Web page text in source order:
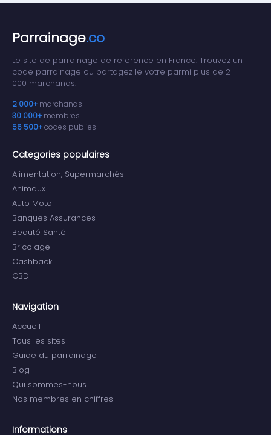
Parrainage.co
Le site de parrainage de reference en France. Trouvez un
code parrainage ou partagez le votre parmi plus de 2
000 marchands.
2 000+ marchands
30 000+ membres
56 500+codes publies
Categories populaires
Alimentation, Supermarchés
Animaux
Auto Moto
Banques Assurances
Beauté Santé
Bricolage
Cashback
CBD
Navigation
Accueil
Tous les sites
Guide du parrainage
Blog
Qui sommes-nous
Nos membres en chiffres
Informations